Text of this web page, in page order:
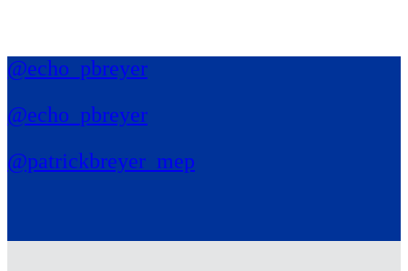
@echo_pbreyer
@echo_pbreyer
@patrickbreyer_mep